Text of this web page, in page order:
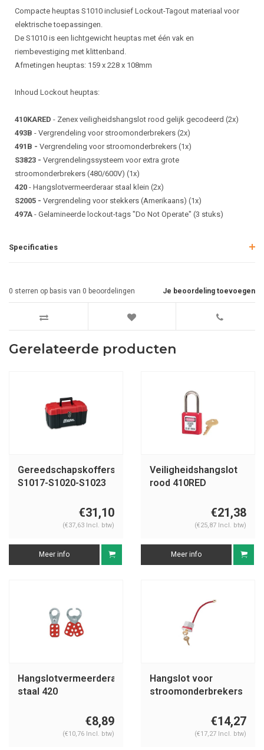
Compacte heuptas S1010 inclusief Lockout-Tagout materiaal voor
elektrische toepassingen.
De S1010 is een lichtgewicht heuptas met één vak en
riembevestiging met klittenband.
Afmetingen heuptas: 159 x 228 x 108mm
Inhoud Lockout heuptas:
410KARED - Zenex veiligheidshangslot rood gelijk gecodeerd (2x)
493B - Vergrendeling voor stroomonderbrekers (2x)
491B - Vergrendeling voor stroomonderbrekers (1x)
S3823 - Vergrendelingssysteem voor extra grote
stroomonderbrekers (480/600V) (1x)
420 - Hangslotvermeerderaar staal klein (2x)
S2005 - Vergrendeling voor stekkers (Amerikaans) (1x)
497A - Gelamineerde lockout-tags "Do Not Operate" (3 stuks)
Specificaties
Je beoordeling toevoegen
0 sterren op basis van 0 beoordelingen
Gerelateerde producten
Gereedschapskoffers
S1017-S1020-S1023
€31,10
(€37,63 Incl. btw)
Meer info
Veiligheidshangslot
rood 410RED
€21,38
(€25,87 Incl. btw)
Meer info
Hangslotvermeerderaar
staal 420
€8,89
(€10,76 Incl. btw)
Hangslot voor
stroomonderbrekers
€14,27
(€17,27 Incl. btw)